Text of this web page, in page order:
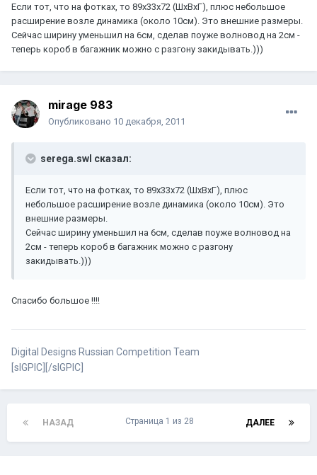
Если тот, что на фотках, то 89х33х72 (ШхВхГ), плюс небольшое
расширение возле динамика (около 10см). Это внешние размеры.
Сейчас ширину уменьшил на 6см, сделав поуже волновод на 2см -
теперь короб в багажник можно с разгону закидывать.)))
mirage 983
Опубликовано 10 декабря, 2011
serega.swl сказал:
Если тот, что на фотках, то 89х33х72 (ШхВхГ), плюс
небольшое расширение возле динамика (около 10см). Это
внешние размеры.
Сейчас ширину уменьшил на 6см, сделав поуже волновод на
2см - теперь короб в багажник можно с разгону
закидывать.)))
Спасибо большое !!!!
Digital Designs Russian Competition Team
[sIGPIC][/sIGPIC]
НАЗАД ДАЛЕЕ
Страница 1 из 28